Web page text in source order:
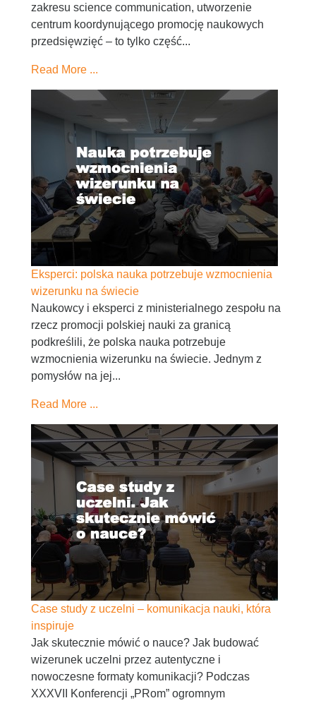
zakresu science communication, utworzenie
centrum koordynującego promocję naukowych
przedsięwzięć – to tylko część...
Read More ...
Eksperci: polska nauka potrzebuje wzmocnienia
wizerunku na świecie
Naukowcy i eksperci z ministerialnego zespołu na
rzecz promocji polskiej nauki za granicą
podkreślili, że polska nauka potrzebuje
wzmocnienia wizerunku na świecie. Jednym z
pomysłów na jej...
Read More ...
Case study z uczelni – komunikacja nauki, która
inspiruje
Jak skutecznie mówić o nauce? Jak budować
wizerunek uczelni przez autentyczne i
nowoczesne formaty komunikacji? Podczas
XXXVII Konferencji „PRom” ogromnym